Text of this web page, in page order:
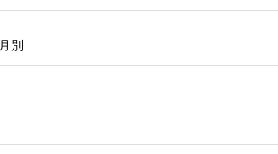
別